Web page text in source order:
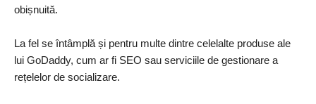
obișnuită.
La fel se întâmplă și pentru multe dintre celelalte produse ale
lui GoDaddy, cum ar fi SEO sau serviciile de gestionare a
rețelelor de socializare.